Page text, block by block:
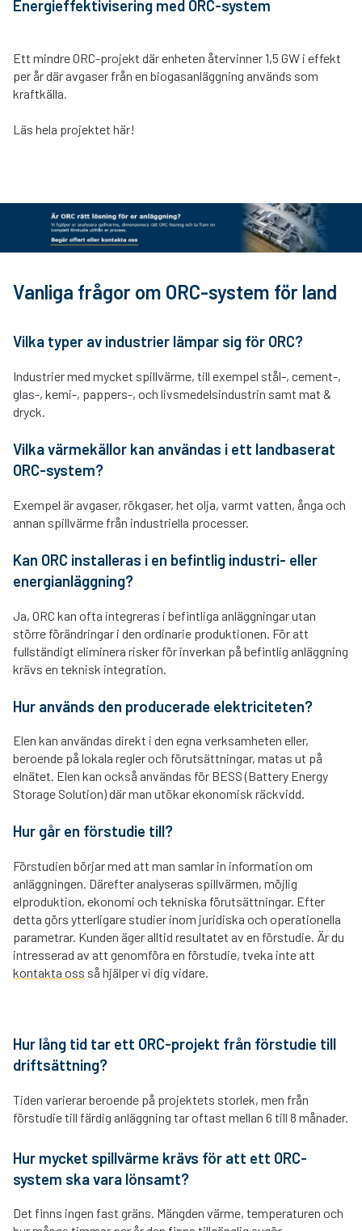
Energieffektivisering med ORC-system
Ett mindre ORC-projekt där enheten återvinner 1,5 GW i effekt
per år där avgaser från en biogasanläggning används som
kraftkälla.
Läs hela projektet här!
Vanliga frågor om ORC-system för land
Vilka typer av industrier lämpar sig för ORC?
Industrier med mycket spillvärme, till exempel stål-, cement-,
glas-, kemi-, pappers-, och livsmedelsindustrin samt mat &
dryck.
Vilka värmekällor kan användas i ett landbaserat
ORC-system?
Exempel är avgaser, rökgaser, het olja, varmt vatten, ånga och
annan spillvärme från industriella processer.
Kan ORC installeras i en befintlig industri- eller
energianläggning?
Ja, ORC kan ofta integreras i befintliga anläggningar utan
större förändringar i den ordinarie produktionen. För att
fullständigt eliminera risker för inverkan på befintlig anläggning
krävs en teknisk integration.
Hur används den producerade elektriciteten?
Elen kan användas direkt i den egna verksamheten eller,
beroende på lokala regler och förutsättningar, matas ut på
elnätet. Elen kan också användas för BESS (Battery Energy
Storage Solution) där man utökar ekonomisk räckvidd.
Hur går en förstudie till?
Förstudien börjar med att man samlar in information om
anläggningen. Därefter analyseras spillvärmen, möjlig
elproduktion, ekonomi och tekniska förutsättningar. Efter
detta görs ytterligare studier inom juridiska och operationella
parametrar. Kunden äger alltid resultatet av en förstudie. Är du
intresserad av att genomföra en förstudie, tveka inte att
kontakta oss så hjälper vi dig vidare.
Hur lång tid tar ett ORC-projekt från förstudie till
driftsättning?
Tiden varierar beroende på projektets storlek, men från
förstudie till färdig anläggning tar oftast mellan 6 till 8 månader.
Hur mycket spillvärme krävs för att ett ORC-
system ska vara lönsamt?
Det finns ingen fast gräns. Mängden värme, temperaturen och